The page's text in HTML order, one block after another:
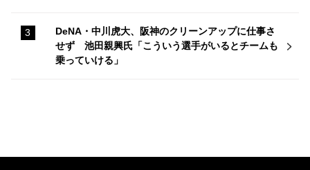
DeNA・中川虎大、阪神のクリーンアップに仕事さ
せず 池田親興氏「こういう選手がいるとチームも
乗っていける」